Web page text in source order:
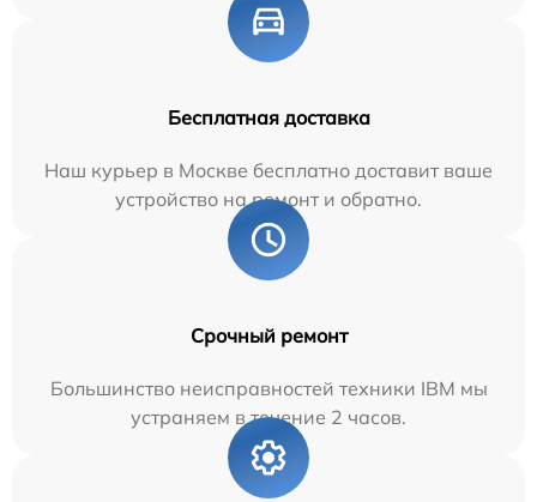
Бесплатная доставка
Наш курьер в Москве бесплатно доставит ваше
устройство на ремонт и обратно.
Срочный ремонт
Большинство неисправностей техники IBM мы
устраняем в течение 2 часов.